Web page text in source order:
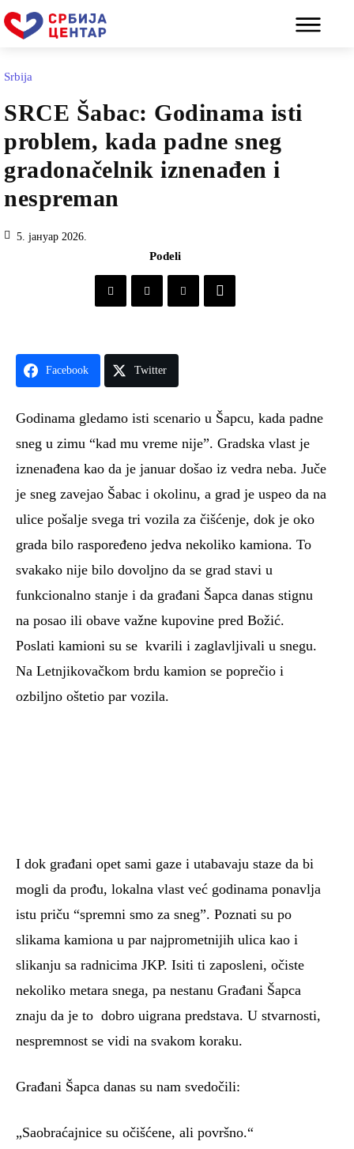
Srbija
SRCE Šabac: Godinama isti
problem, kada padne sneg
gradonačelnik iznenađen i
nespreman
5. јануар 2026.
Podeli
Facebook Twitter
Godinama gledamo isti scenario u Šapcu, kada padne
sneg u zimu “kad mu vreme nije”. Gradska vlast je
iznenađena kao da je januar došao iz vedra neba. Juče
je sneg zavejao Šabac i okolinu, a grad je uspeo da na
ulice pošalje svega tri vozila za čišćenje, dok je oko
grada bilo raspoređeno jedva nekoliko kamiona. To
svakako nije bilo dovoljno da se grad stavi u
funkcionalno stanje i da građani Šapca danas stignu
na posao ili obave važne kupovine pred Božić.
Poslati kamioni su se kvarili i zaglavljivali u snegu.
Na Letnjikovačkom brdu kamion se poprečio i
ozbiljno oštetio par vozila.
I dok građani opet sami gaze i utabavaju staze da bi
mogli da prođu, lokalna vlast već godinama ponavlja
istu priču “spremni smo za sneg”. Poznati su po
slikama kamiona u par najprometnijih ulica kao i
slikanju sa radnicima JKP. Isiti ti zaposleni, očiste
nekoliko metara snega, pa nestanu Građani Šapca
znaju da je to dobro uigrana predstava. U stvarnosti,
nespremnost se vidi na svakom koraku.
Građani Šapca danas su nam svedočili:
„Saobraćajnice su očišćene, ali površno.“